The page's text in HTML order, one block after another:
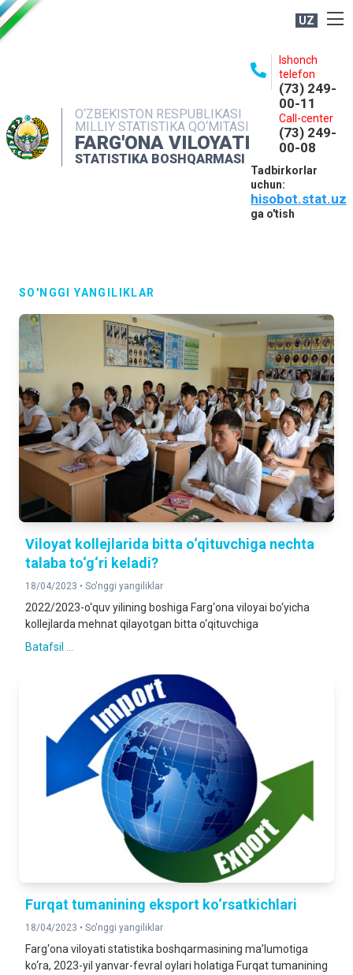
UZ
O‘ZBEKISTON RESPUBLIKASI
MILLIY STATISTIKA QO‘MITASI
FARG'ONA VILOYATI
STATISTIKA BOSHQARMASI
Ishonch
telefon
(73) 249-
00-11
Call-center
(73) 249-
00-08
Tadbirkorlar
uchun:
hisobot.stat.uz
ga o'tish
NASHRLAR
INTERAKTIV XIZMATLAR
MATBUOT XIZMATI
SO'NGGI YANGILIKLAR
Viloyat kollejlarida bitta o‘qituvchiga nechta
talaba to‘g‘ri keladi?
18/04/2023 • So'nggi yangiliklar
2022/2023-o‘quv yilining boshiga Farg‘ona viloyai bo‘yicha
kollejlarda mehnat qilayotgan bitta o‘qituvchiga
Batafsil ...
Furqat tumanining eksport ko‘rsatkichlari
18/04/2023 • So'nggi yangiliklar
Farg‘ona viloyati statistika boshqarmasining ma’lumotiga
ko‘ra, 2023-yil yanvar-fevral oylari holatiga Furqat tumanining